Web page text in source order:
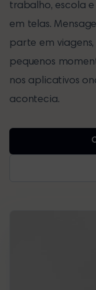
trabalho, escola
em telas.
parte em
pequenos
nos aplicativos
acontecia.